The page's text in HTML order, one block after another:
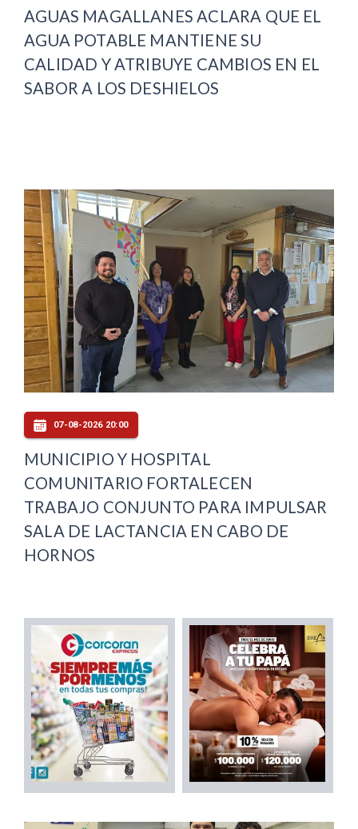
AGUAS MAGALLANES ACLARA QUE EL
AGUA POTABLE MANTIENE SU
CALIDAD Y ATRIBUYE CAMBIOS EN EL
SABOR A LOS DESHIELOS
07-08-2026 20:00
MUNICIPIO Y HOSPITAL
COMUNITARIO FORTALECEN
TRABAJO CONJUNTO PARA IMPULSAR
SALA DE LACTANCIA EN CABO DE
HORNOS